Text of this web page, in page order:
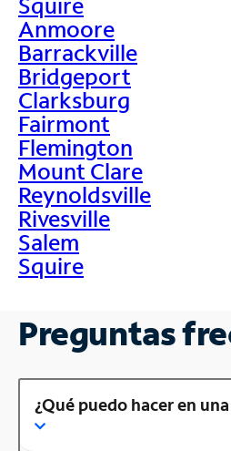
Anmoore
Barrackville
Bridgeport
Clarksburg
Fairmont
Flemington
Mount Clare
Reynoldsville
Rivesville
Salem
Squire
Preguntas
¿Qué puedo hacer en